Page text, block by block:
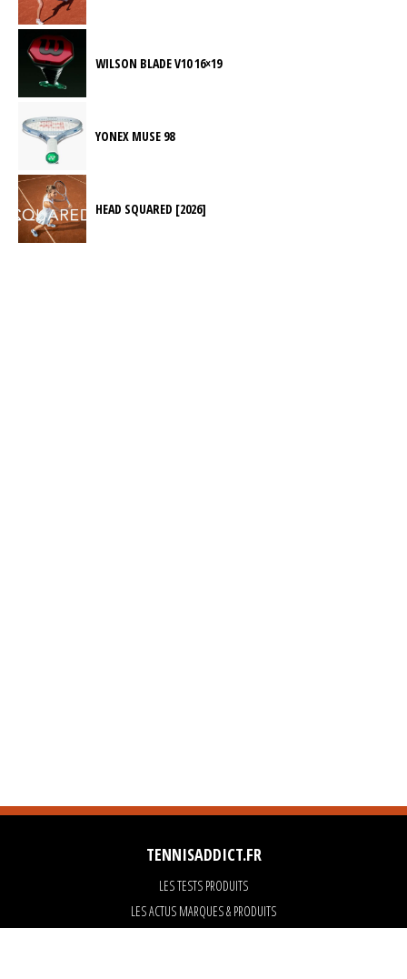
WILSON BLADE V10 16×19
YONEX MUSE 98
HEAD SQUARED [2026]
TENNISADDICT.FR
LES TESTS PRODUITS
LES ACTUS MARQUES & PRODUITS